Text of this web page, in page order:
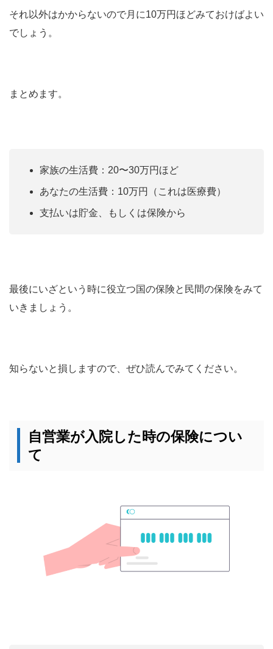
それ以外はかからないので月に10万円ほどみておけばよい
でしょう。
まとめます。
家族の生活費：20〜30万円ほど
あなたの生活費：10万円（これは医療費）
支払いは貯金、もしくは保険から
最後にいざという時に役立つ国の保険と民間の保険をみて
いきましょう。
知らないと損しますので、ぜひ読んでみてください。
自営業が入院した時の保険につい
て